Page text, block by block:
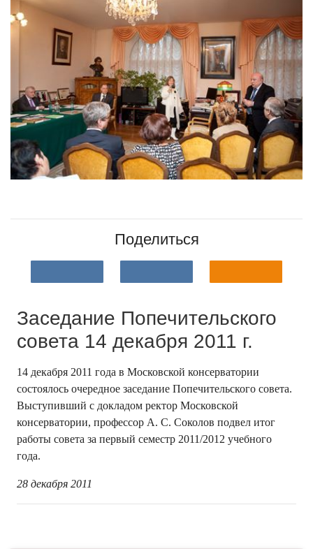
Поделиться
Заседание Попечительского
совета 14 декабря 2011 г.
14 декабря 2011 года в Московской консерватории
состоялось очередное заседание Попечительского совета.
Выступивший с докладом ректор Московской
консерватории, профессор А. С. Соколов подвел итог
работы совета за первый семестр 2011/2012 учебного
года.
28 декабря 2011